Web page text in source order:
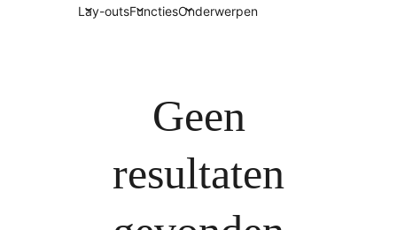
Lay-outsFunctiesOnderwerpen
Geen
resultaten